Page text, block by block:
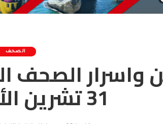
الصحف
واسرار الصحف
31 تشرين الأوَّل 2025